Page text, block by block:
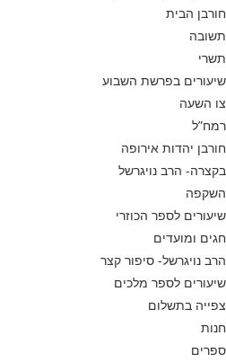
חורבן הבית
תשובה
תשרי
שיעורים בפרשת השבוע
צו השעה
רמח”ל
חורבן יהדות אירופה
בקצרה- הרב נויגרשל
השקפה
שיעורים לספר הכוזרי
חגים ומועדים
הרב נויגרשל- סיפור קצר
שיעורים לספר מלכים
צפייה בתשלום
חנות
ספרים